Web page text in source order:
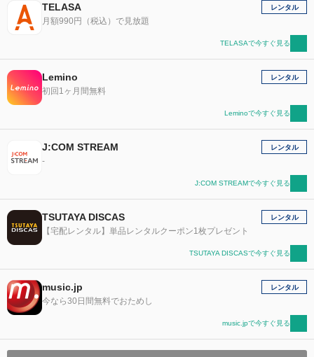
TELASA
月額990円（税込）で見放題
レンタル
TELASAで今すぐ見る
Lemino
初回1ヶ月間無料
レンタル
Leminoで今すぐ見る
J:COM STREAM
-
レンタル
J:COM STREAMで今すぐ見る
TSUTAYA DISCAS
【宅配レンタル】単品レンタルクーポン1枚プレゼント
レンタル
TSUTAYA DISCASで今すぐ見る
music.jp
今なら30日間無料でおためし
レンタル
music.jpで今すぐ見る